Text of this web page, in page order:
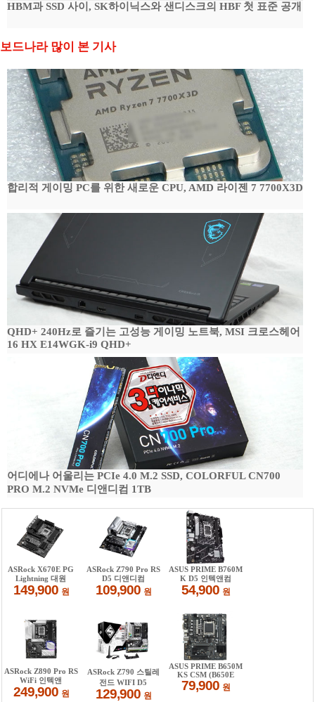
HBM과 SSD 사이, SK하이닉스와 샌디스크의 HBF 첫 표준 공개
보드나라 많이 본 기사
합리적 게이밍 PC를 위한 새로운 CPU, AMD 라이젠 7 7700X3D
QHD+ 240Hz로 즐기는 고성능 게이밍 노트북, MSI 크로스헤어
16 HX E14WGK-i9 QHD+
어디에나 어울리는 PCIe 4.0 M.2 SSD, COLORFUL CN700
PRO M.2 NVMe 디앤디컴 1TB